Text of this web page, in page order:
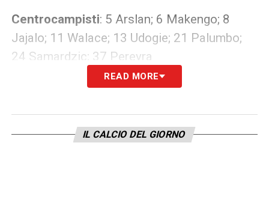
Centrocampisti: 5 Arslan; 6 Makengo; 8
Jajalo; 11 Walace; 13 Udogie; 21 Palumbo;
24 Samardzic; 37 Pereyra
: 7 Okaka; 9 Cristo Gonzalez; 10
LA PLAYLIST DELLE NOSTRE TOP NEWS
READ MORE
IL CALCIO DEL GIORNO